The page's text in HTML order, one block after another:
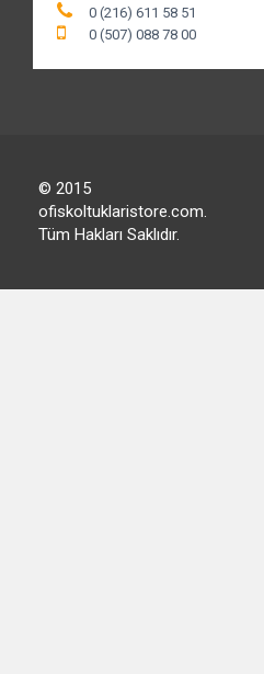
0 (216) 611 58 51
0 (507) 088 78 00
© 2015
ofiskoltuklaristore.com.
Tüm Hakları Saklıdır.